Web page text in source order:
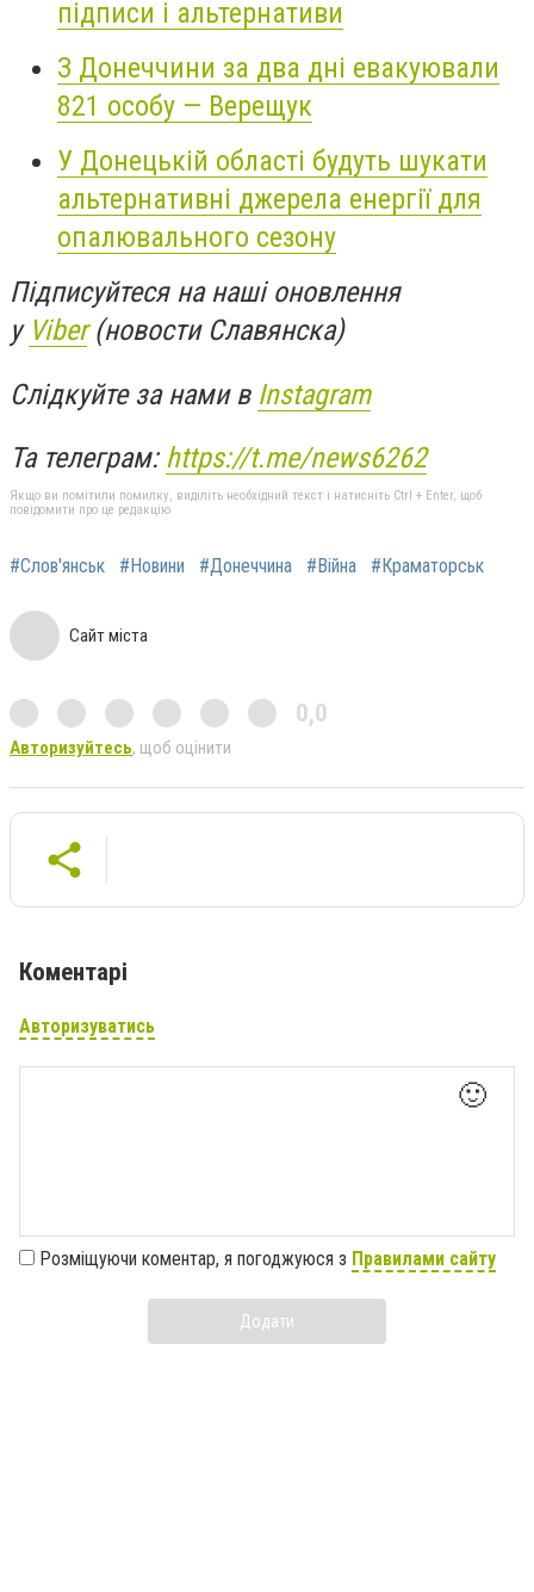
підписи і альтернативи
З Донеччини за два дні евакуювали
821 особу — Верещук
У Донецькій області будуть шукати
альтернативні джерела енергії для
опалювального сезону
Підписуйтеся на наші оновлення
у Viber(новости Славянска)
Слідкуйте за нами в Instagram
Та телеграм:https://t.me/news6262
Якщо ви помітили помилку, виділіть необхідний текст і натисніть Ctrl + Enter, щоб
повідомити про це редакцію
#Слов'янськ #Новини #Донеччина #Війна #Краматорськ
Сайт міста
0,0
Авторизуйтесь, щоб оцінити
Коментарі
Авторизуватись
🙂
Розміщуючи коментар, я погоджуюся з Правилами сайту
Додати